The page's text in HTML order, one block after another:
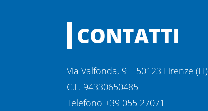
CONTATTI
Via Valfonda, 9 – 50123 Firenze (FI)
C.F. 94330650485
Telefono +39 055 27071